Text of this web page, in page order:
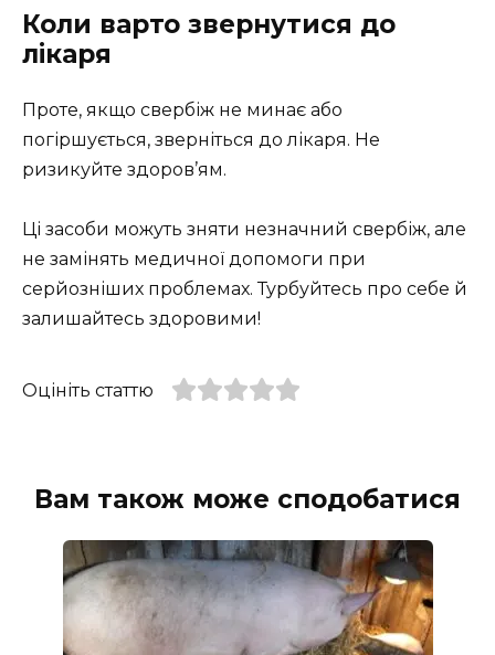
Коли варто звернутися до
лікаря
Проте, якщо свербіж не минає або
погіршується, зверніться до лікаря. Не
ризикуйте здоров’ям.
Ці засоби можуть зняти незначний свербіж, але
не замінять медичної допомоги при
серйозніших проблемах. Турбуйтесь про себе й
залишайтесь здоровими!
Оцініть статтю
Вам також може сподобатися